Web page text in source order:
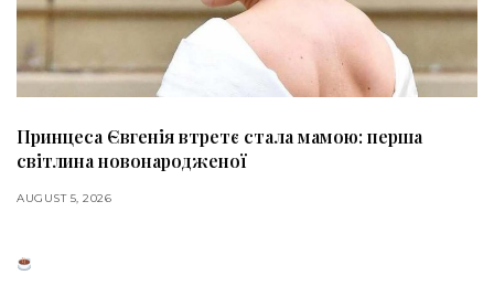
Принцеса Євгенія втретє стала мамою: перша
світлина новонародженої
AUGUST 5, 2026